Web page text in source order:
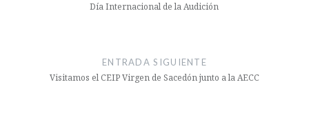
Día Internacional de la Audición
ENTRADA SIGUIENTE
Visitamos el CEIP Virgen de Sacedón junto a la AECC